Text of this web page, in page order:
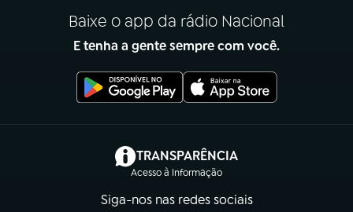
Baixe o app da rádio Nacional
E tenha a gente sempre com você.
TRANSPARÊNCIA
Acesso à Informação
(abre em nova aba)
Siga-nos nas redes sociais